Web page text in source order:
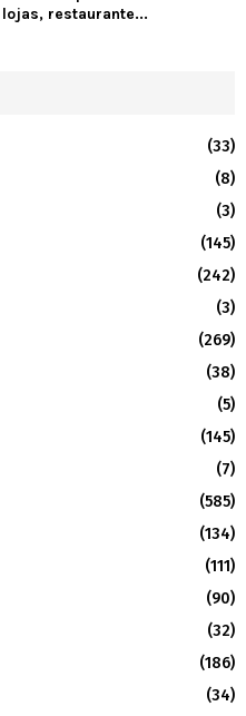
lojas, restaurante...
(33)
(8)
(3)
(145)
(242)
(3)
(269)
(38)
(5)
(145)
(7)
(585)
(134)
(111)
(90)
(32)
(186)
(34)